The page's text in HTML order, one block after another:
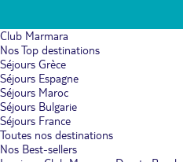
Club Marmara
Nos Top destinations
Séjours Grèce
Séjours Espagne
Séjours Maroc
Séjours Bulgarie
Séjours France
Toutes nos destinations
Nos Best-sellers